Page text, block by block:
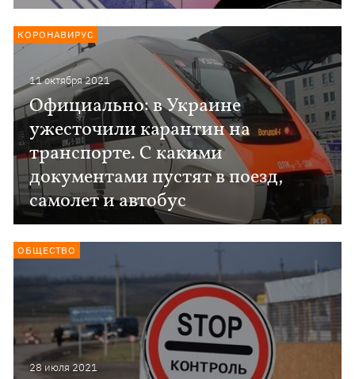
11 октября 2021
Официально: в Украине
ужесточили карантин на
транспорте. С какими
документами пустят в поезд,
самолет и автобус
КОРОНАВИРУС
28 июля 2021
ОБЩЕСТВО